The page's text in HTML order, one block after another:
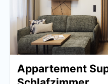
Appartement